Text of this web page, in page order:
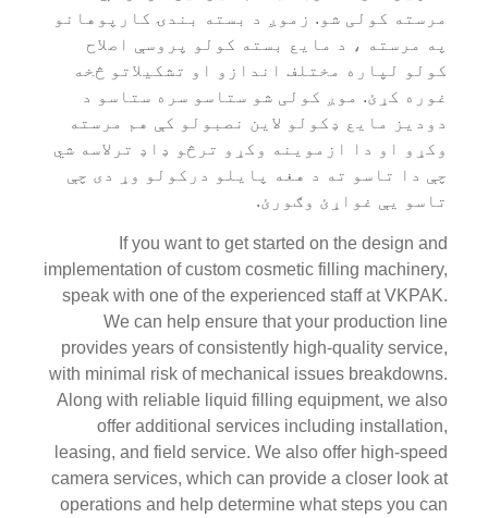
مرسته کولی شو. زموږ د بسته بندۍ کارپوهانو
په مرسته ، د مایع بسته کولو پروسې اصلاح
کولو لپاره مختلف اندازو او تشکیلاتو څخه
غوره کړئ. موږ کولی شو ستاسو سره ستاسو د
دودیز مایع ډکولو لاین نصبولو کې هم مرسته
وکړو او دا ازموینه وکړو ترڅو ډاډ ترلاسه شي
چې دا تاسو ته د هغه پایلو درکولو وړ دی چې
تاسو یې غواړئ وګورئ.
If you want to get started on the design and
implementation of custom cosmetic filling machinery,
speak with one of the experienced staff at VKPAK.
We can help ensure that your production line
provides years of consistently high-quality service,
with minimal risk of mechanical issues breakdowns.
Along with reliable liquid filling equipment, we also
offer additional services including installation,
leasing, and field service. We also offer high-speed
camera services, which can provide a closer look at
operations and help determine what steps you can